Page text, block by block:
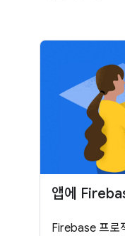
앱에
Firebase 프로